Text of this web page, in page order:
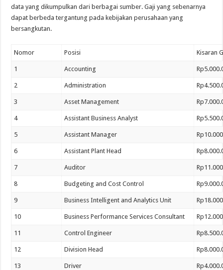
data yang dikumpulkan dari berbagai sumber. Gaji yang sebenarnya
dapat berbeda tergantung pada kebijakan perusahaan yang
bersangkutan.
Nomor Posisi Kisaran
1 Accounting
2 Administration
3 Asset Management
4 Assistant Business Analyst
5 Assistant Manager
6 Assistant Plant Head
7 Auditor
8 Budgeting and Cost Control
9 Business Intelligent and Analytics Unit
10 Business Performance Services Consultant
11 Control Engineer
12 Division Head
13 Driver